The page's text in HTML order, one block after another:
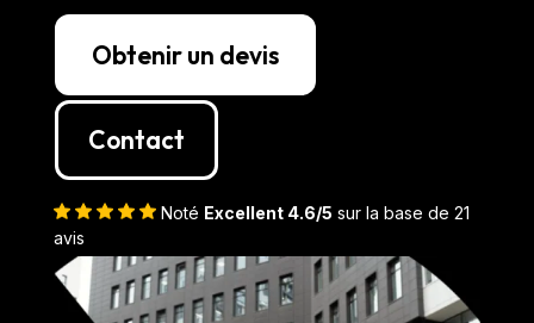
Obtenir un devis
Contact
Noté Excellent 4.6/5 sur la base de 21
avis